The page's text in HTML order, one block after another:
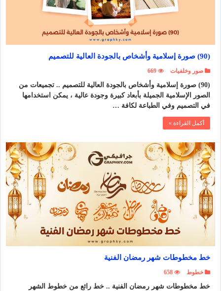
(90) صورة إسلامية وأشخاص بالجودة العالية للتصميم
صور وخلفيات 669
(90) صورة إسلامية وأشخاص بالجودة العالية للتصميم .. تجميعات من
الصور الإسلامية الجميلة بأبعاد كبيرة وجودة عالية ، يمكن استخدامها
في التصميم وفي الطباعة لكافة …
أكمل القراءة »
خط مخطوطات شهر رمضان الفنية
خطوط 658
خط مخطوطات شهر رمضان الفنية .. خط رائع من خطوط الشهر